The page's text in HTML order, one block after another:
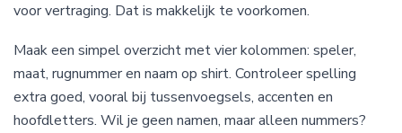
voor vertraging. Dat is makkelijk te voorkomen.
Maak een simpel overzicht met vier kolommen: speler,
maat, rugnummer en naam op shirt. Controleer spelling
extra goed, vooral bij tussenvoegsels, accenten en
hoofdletters. Wil je geen namen, maar alleen nummers?